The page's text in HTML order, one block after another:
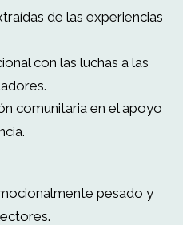
de las experiencias
con las luchas a las
comunitaria en el apoyo
pesado y